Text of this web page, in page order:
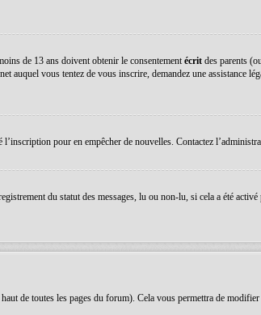
de 13 ans doivent obtenir le consentementécrit des parents
auquel vous tentez de vous inscrire, demandez une assistance
pour en empêcher de nouvelles. Contactez
du statut des messages, lu ou non-lu, si cela a été
de toutes les pages du forum). Cela vous permettra de